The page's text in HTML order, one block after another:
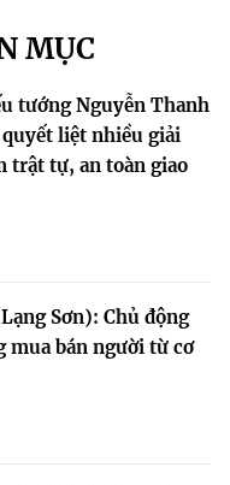
MỤC
tướng Nguyễn Thanh
liệt nhiều giải
trật tự, an toàn giao
Sơn): Chủ động
mua bán người từ cơ